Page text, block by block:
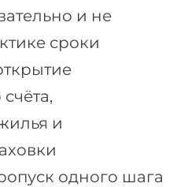
и не
сроки
и
одного шага